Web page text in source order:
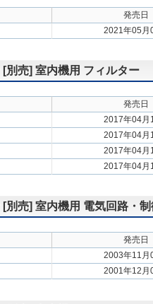
発売日
2021年05月
別売] 室内機用 フィルター
発売日
2017年04月
2017年04月
2017年04月
2017年04月
別売] 室内機用 電気回路・
発売日
2003年11月
2001年12月